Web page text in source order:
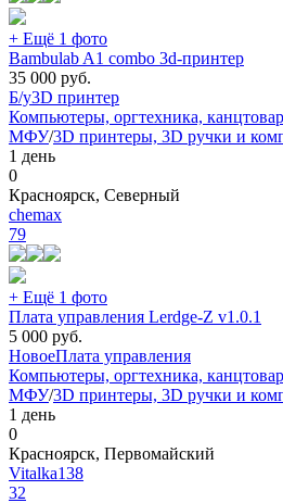
+ Ещё 1 фото
Bambulab A1 combo 3d-принтер
35 000 руб.
Б/у3D принтер
Компьютеры, оргтехника,
МФУ/3D принтеры, 3D ручки и
1 день
0
Красноярск, Северный
chemax
79
+ Ещё 1 фото
Плата управления Lerdge-Z v1.0.1
5 000 руб.
НовоеПлата управления
Компьютеры, оргтехника,
МФУ/3D принтеры, 3D ручки и
1 день
0
Красноярск, Первомайский
Vitalka138
32